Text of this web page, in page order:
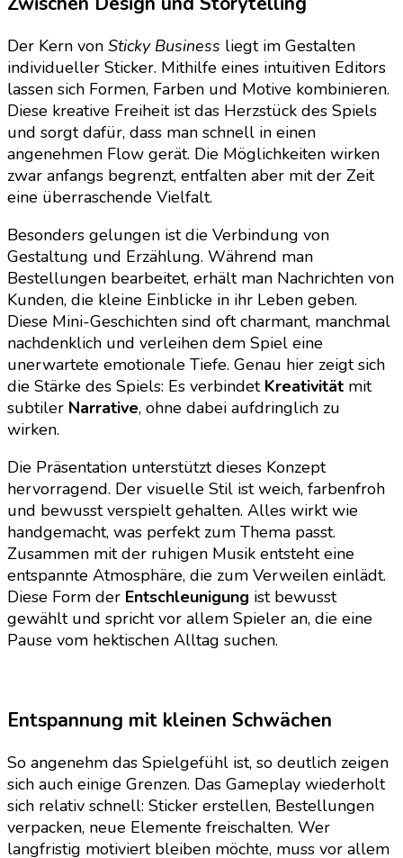
Der Kern von Sticky Business liegt im Gestalten
individueller Sticker. Mithilfe eines intuitiven Editors
lassen sich Formen, Farben und Motive kombinieren.
Diese kreative Freiheit ist das Herzstück des Spiels
und sorgt dafür, dass man schnell in einen
angenehmen Flow gerät. Die Möglichkeiten wirken
zwar anfangs begrenzt, entfalten aber mit der Zeit
eine überraschende Vielfalt.
Besonders gelungen ist die Verbindung von
Gestaltung und Erzählung. Während man
Bestellungen bearbeitet, erhält man Nachrichten von
Kunden, die kleine Einblicke in ihr Leben geben.
Diese Mini-Geschichten sind oft charmant, manchmal
nachdenklich und verleihen dem Spiel eine
unerwartete emotionale Tiefe. Genau hier zeigt sich
die Stärke des Spiels: Es verbindet Kreativität mit
subtiler Narrative, ohne dabei aufdringlich zu
wirken.
Die Präsentation unterstützt dieses Konzept
hervorragend. Der visuelle Stil ist weich, farbenfroh
und bewusst verspielt gehalten. Alles wirkt wie
handgemacht, was perfekt zum Thema passt.
Zusammen mit der ruhigen Musik entsteht eine
entspannte Atmosphäre, die zum Verweilen einlädt.
Diese Form der Entschleunigung ist bewusst
gewählt und spricht vor allem Spieler an, die eine
Pause vom hektischen Alltag suchen.
Entspannung mit kleinen Schwächen
So angenehm das Spielgefühl ist, so deutlich zeigen
sich auch einige Grenzen. Das Gameplay wiederholt
sich relativ schnell: Sticker erstellen, Bestellungen
verpacken, neue Elemente freischalten. Wer
langfristig motiviert bleiben möchte, muss vor allem